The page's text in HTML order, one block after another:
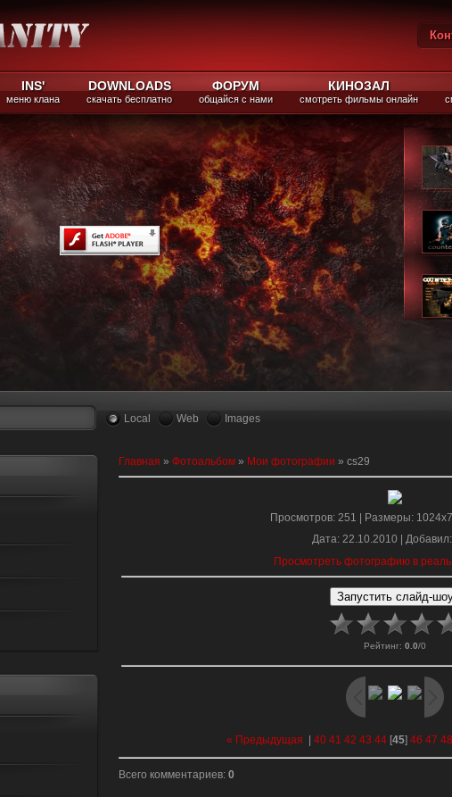
INS'
меню клана
DOWNLOADS
скачать бесплатно
ФОРУМ
общайся с нами
КИНОЗАЛ
смотреть фильмы онлайн
Local Web Images
Главная » Фотоальбом » Мои фотографии » cs29
Просмотров: 251 | Размеры:
Дата: 22.10.2010 | Добавил:
Просмотреть фотографию в
Рейтинг: 0.0/0
« Предыдущая 40 41 42 43 44[45] 46 47 48
Всего комментариев: 0